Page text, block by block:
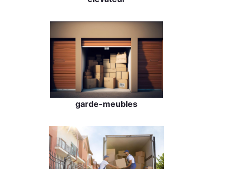
garde-meubles